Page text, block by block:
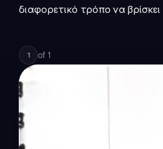
διαφορετικό τρόπο να
1 of 1